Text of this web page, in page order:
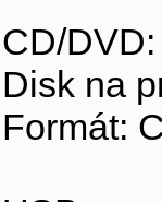
CD/DVD:
Disk na
Formát: